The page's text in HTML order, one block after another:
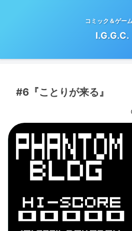
コミック＆ゲー
I.G.G.C.
#6『ことりが来る』